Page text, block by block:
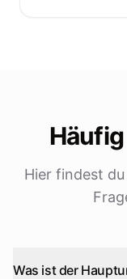
Hier findest
Was ist der